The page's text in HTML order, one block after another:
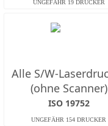
Alle S/W-
(ohne Scanner)
ISO 19752